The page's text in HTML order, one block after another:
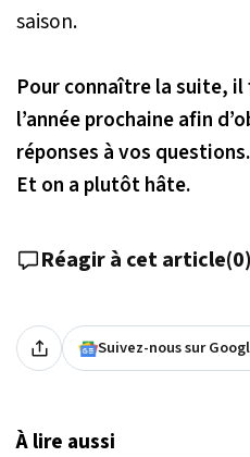
saison.
Pour connaître la suite,
l’année prochaine afin
réponses à vos
Et on a plutôt hâte.
Réagir à cet article(0)
Suivez-nous sur
À lire aussi